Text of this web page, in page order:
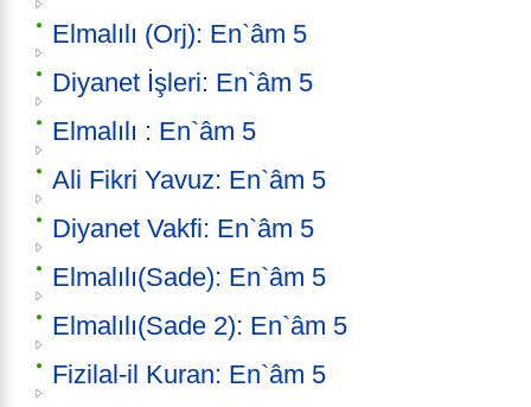
Elmalılı (Orj): En`âm 5
Diyanet İşleri: En`âm 5
Elmalılı : En`âm 5
Ali Fikri Yavuz: En`âm 5
Diyanet Vakfi: En`âm 5
Elmalılı(Sade): En`âm 5
Elmalılı(Sade 2): En`âm 5
Fizilal-il Kuran: En`âm 5